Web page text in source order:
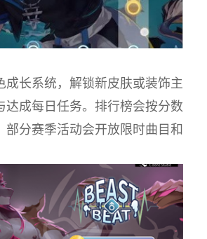
成长系统，解锁新皮肤或装饰主
达成每日任务。排行榜会按分数
部分赛季活动会开放限时曲目和